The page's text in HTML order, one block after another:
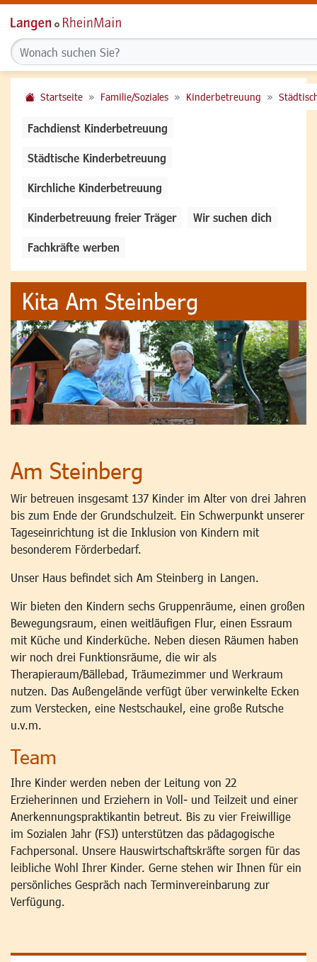
Startseite Familie/Soziales Kinderbetreuung
Fachdienst Kinderbetreuung
Städtische Kinderbetreuung
Kirchliche Kinderbetreuung
Kinderbetreuung freier Träger Wir suchen dich
Fachkräfte werben
Kita Am Steinberg
Am Steinberg
Wir betreuen insgesamt 137 Kinder im Alter von drei Jahren
bis zum Ende der Grundschulzeit. Ein Schwerpunkt unserer
Tageseinrichtung ist die Inklusion von Kindern mit
besonderem Förderbedarf.
Unser Haus befindet sich Am Steinberg in Langen.
Wir bieten den Kindern sechs Gruppenräume, einen großen
Bewegungsraum, einen weitläufigen Flur, einen Essraum
mit Küche und Kinderküche. Neben diesen Räumen haben
wir noch drei Funktionsräume, die wir als
Therapieraum/Bällebad, Träumezimmer und Werkraum
nutzen. Das Außengelände verfügt über verwinkelte Ecken
zum Verstecken, eine Nestschaukel, eine große Rutsche
u.v.m.
Team
Ihre Kinder werden neben der Leitung von 22
Erzieherinnen und Erziehern in Voll- und Teilzeit und einer
Anerkennungspraktikantin betreut. Bis zu vier Freiwillige
im Sozialen Jahr (FSJ) unterstützen das pädagogische
Fachpersonal. Unsere Hauswirtschaftskräfte sorgen für das
leibliche Wohl Ihrer Kinder. Gerne stehen wir Ihnen für ein
persönliches Gespräch nach Terminvereinbarung zur
Verfügung.